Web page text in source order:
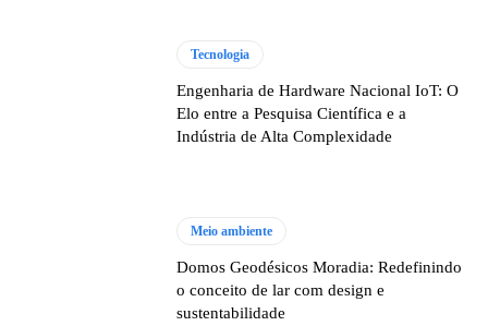
Tecnologia
Engenharia de Hardware Nacional IoT: O
Elo entre a Pesquisa Científica e a
Indústria de Alta Complexidade
Meio ambiente
Domos Geodésicos Moradia: Redefinindo
o conceito de lar com design e
sustentabilidade